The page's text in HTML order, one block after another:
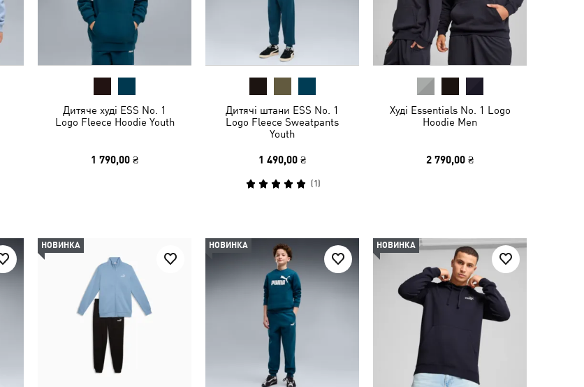
Дитяче худі ESS No. 1
Logo Fleece Hoodie Youth
1 790,00 ₴
Дитячі штани ESS No. 1
Logo Fleece Sweatpants
Youth
1 490,00 ₴
(1 )
Худі Essentials No. 1 Logo
Hoodie Men
2 790,00 ₴
НОВИНКА НОВИНКА НОВИНКА